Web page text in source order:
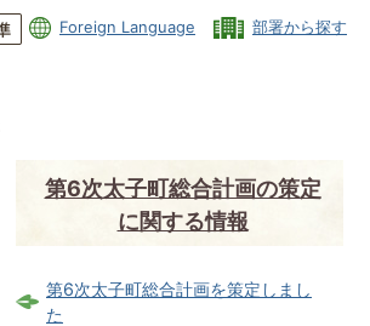
Foreign Language 部署から探す
第6次太子町総合計画の策定
に関する情報
第6次太子町総合計画を策定しまし
た